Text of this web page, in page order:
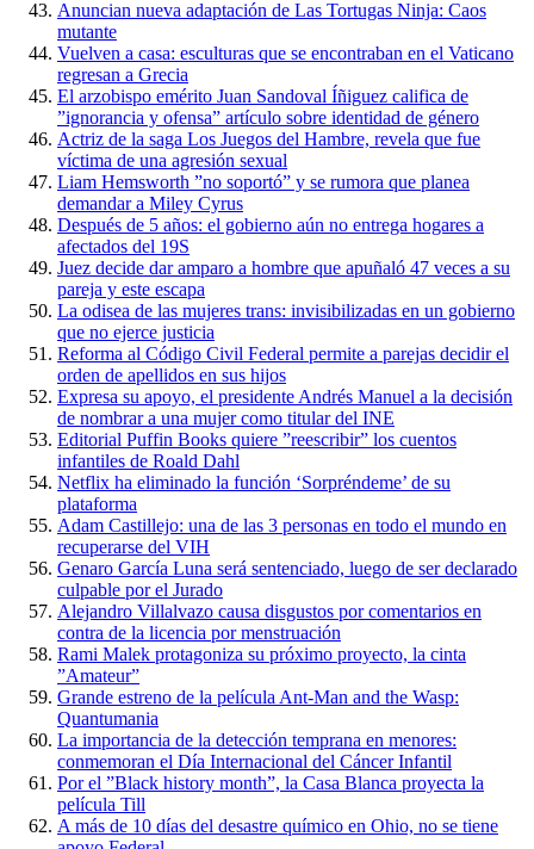
Anuncian nueva adaptación de Las Tortugas Ninja: Caos
mutante
Vuelven a casa: esculturas que se encontraban en el Vaticano
regresan a Grecia
El arzobispo emérito Juan Sandoval Íñiguez califica de
”ignorancia y ofensa” artículo sobre identidad de género
Actriz de la saga Los Juegos del Hambre, revela que fue
víctima de una agresión sexual
Liam Hemsworth ”no soportó” y se rumora que planea
demandar a Miley Cyrus
Después de 5 años: el gobierno aún no entrega hogares a
afectados del 19S
Juez decide dar amparo a hombre que apuñaló 47 veces a su
pareja y este escapa
La odisea de las mujeres trans: invisibilizadas en un gobierno
que no ejerce justicia
Reforma al Código Civil Federal permite a parejas decidir el
orden de apellidos en sus hijos
Expresa su apoyo, el presidente Andrés Manuel a la decisión
de nombrar a una mujer como titular del INE
Editorial Puffin Books quiere ”reescribir” los cuentos
infantiles de Roald Dahl
Netflix ha eliminado la función ‘Sorpréndeme’ de su
plataforma
Adam Castillejo: una de las 3 personas en todo el mundo en
recuperarse del VIH
Genaro García Luna será sentenciado, luego de ser declarado
culpable por el Jurado
Alejandro Villalvazo causa disgustos por comentarios en
contra de la licencia por menstruación
Rami Malek protagoniza su próximo proyecto, la cinta
”Amateur”
Grande estreno de la película Ant-Man and the Wasp:
Quantumania
La importancia de la detección temprana en menores:
conmemoran el Día Internacional del Cáncer Infantil
Por el ”Black history month”, la Casa Blanca proyecta la
película Till
A más de 10 días del desastre químico en Ohio, no se tiene